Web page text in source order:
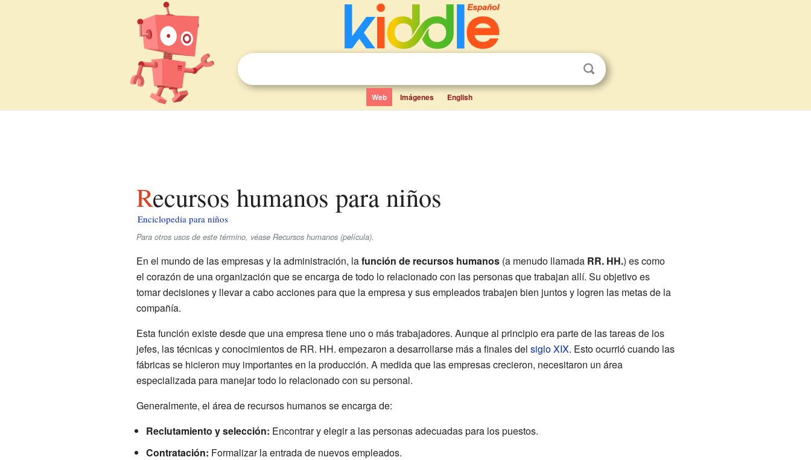
Web Imágenes English
Recursos humanos para niños
Enciclopedia para niños
Para otros usos de este término, véase Recursos humanos (película).
En el mundo de las empresas y la administración, lafunción de recursos humanos(a menudo llamada RR. HH.) es como
el corazón de una organización que se encarga de todo lo relacionado con las personas que trabajan allí. Su objetivo es
tomar decisiones y llevar a cabo acciones para que la empresa y sus empleados trabajen bien juntos y logren las metas de la
compañía.
Esta función existe desde que una empresa tiene uno o más trabajadores. Aunque al principio era parte de las tareas de los
jefes, las técnicas y conocimientos de RR. HH. empezaron a desarrollarse más a finales del siglo XIX. Esto ocurrió cuando las
fábricas se hicieron muy importantes en la producción. A medida que las empresas crecieron, necesitaron un área
especializada para manejar todo lo relacionado con su personal.
Generalmente, el área de recursos humanos se encarga de:
Reclutamiento y selección: Encontrar y elegir a las personas adecuadas para los puestos.
Contratación: Formalizar la entrada de nuevos empleados.